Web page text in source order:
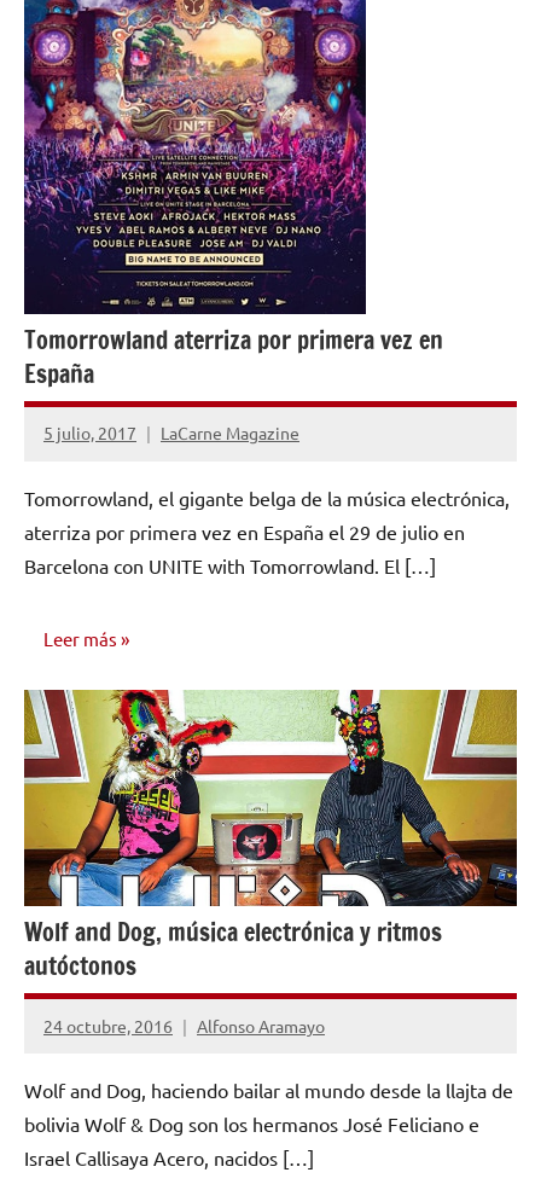
Tomorrowland aterriza por primera vez en
España
5 julio, 2017 LaCarne Magazine
No
comentarios
Tomorrowland, el gigante belga de la música electrónica,
aterriza por primera vez en España el 29 de julio en
Barcelona con UNITE with Tomorrowland. El […]
Leer más
NOTICIAS
Wolf and Dog, música electrónica y ritmos
autóctonos
24 octubre, 2016 Alfonso Aramayo
No
comentarios
Wolf and Dog, haciendo bailar al mundo desde la llajta de
bolivia Wolf & Dog son los hermanos José Feliciano e
Israel Callisaya Acero, nacidos […]